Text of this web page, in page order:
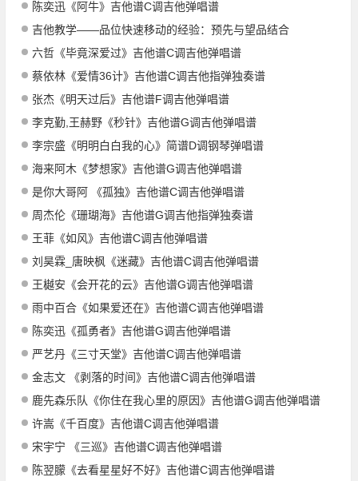
陈奕迅《阿牛》吉他谱C调吉他弹唱谱
吉他教学——品位快速移动的经验：预先与望品结合
六哲《毕竟深爱过》吉他谱C调吉他弹唱谱
蔡依林《爱情36计》吉他谱C调吉他指弹独奏谱
张杰《明天过后》吉他谱F调吉他弹唱谱
李克勤,王赫野《秒针》吉他谱G调吉他弹唱谱
李宗盛《明明白白我的心》简谱D调钢琴弹唱谱
海来阿木《梦想家》吉他谱G调吉他弹唱谱
是你大哥阿 《孤独》吉他谱C调吉他弹唱谱
周杰伦《珊瑚海》吉他谱G调吉他指弹独奏谱
王菲《如风》吉他谱C调吉他弹唱谱
刘昊霖_唐映枫《迷藏》吉他谱C调吉他弹唱谱
王樾安《会开花的云》吉他谱G调吉他弹唱谱
雨中百合《如果爱还在》吉他谱C调吉他弹唱谱
陈奕迅《孤勇者》吉他谱G调吉他弹唱谱
严艺丹《三寸天堂》吉他谱C调吉他弹唱谱
金志文 《剥落的时间》吉他谱C调吉他弹唱谱
鹿先森乐队《你住在我心里的原因》吉他谱G调吉他弹唱谱
许嵩《千百度》吉他谱C调吉他弹唱谱
宋宇宁 《三巡》吉他谱C调吉他弹唱谱
陈翌朦《去看星星好不好》吉他谱C调吉他弹唱谱